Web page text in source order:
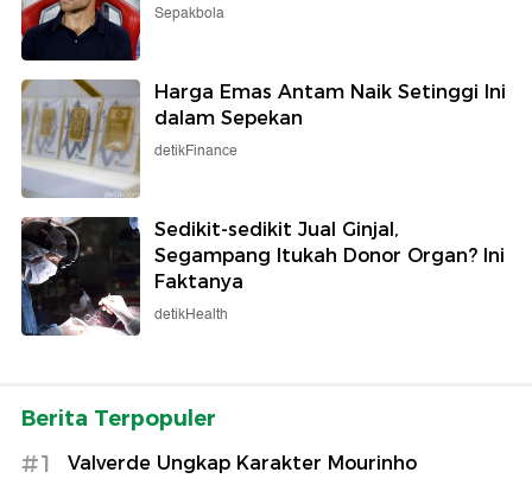
Sepakbola
Harga Emas Antam Naik Setinggi Ini
dalam Sepekan
detikFinance
Sedikit-sedikit Jual Ginjal,
Segampang Itukah Donor Organ? Ini
Faktanya
detikHealth
Berita Terpopuler
#1 Valverde Ungkap Karakter Mourinho